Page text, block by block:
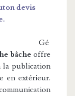
devis
Gé
bâche offre
la publication
en extérieur.